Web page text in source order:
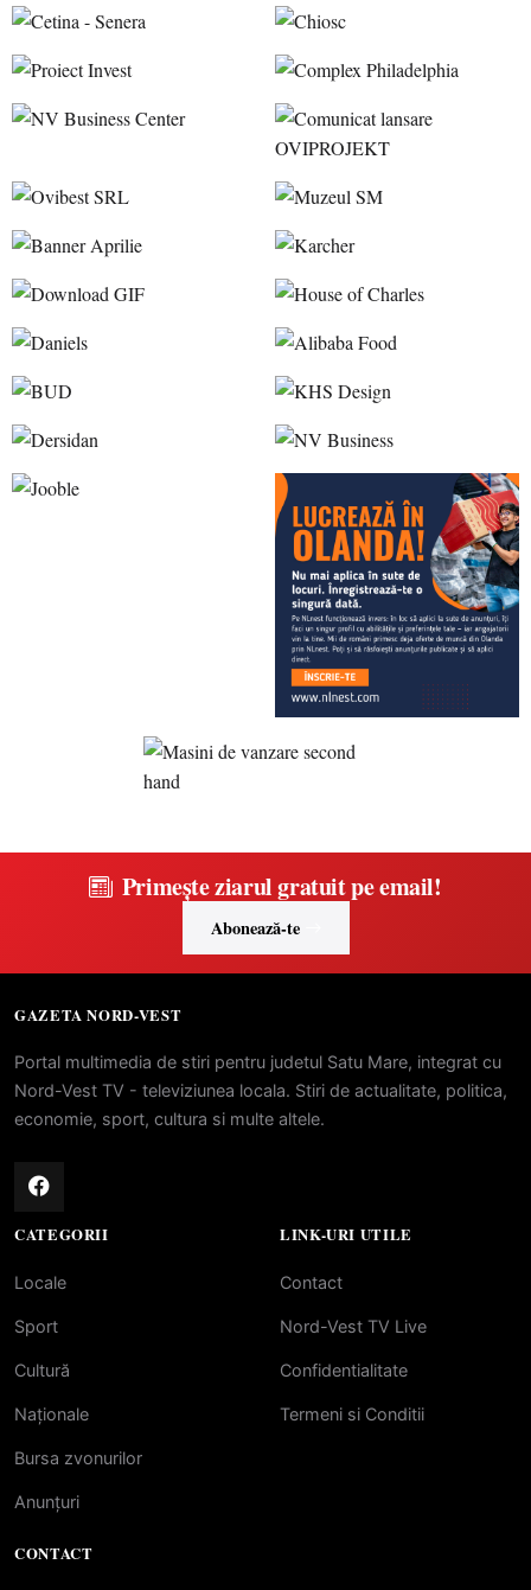
Primește ziarul gratuit pe email!
Abonează-te
GAZETA NORD-VEST
Portal multimedia de stiri pentru judetul Satu Mare, integrat cu
Nord-Vest TV - televiziunea locala. Stiri de actualitate, politica,
economie, sport, cultura si multe altele.
CATEGORII
Locale
Sport
Cultură
Naționale
Bursa zvonurilor
Anunțuri
LINK-URI UTILE
Contact
Nord-Vest TV Live
Confidentialitate
Termeni si Conditii
CONTACT